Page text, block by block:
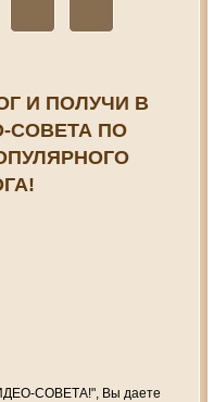
И ПОЛУЧИ В
СОВЕТА ПО
СОВЕТА!", Вы даете